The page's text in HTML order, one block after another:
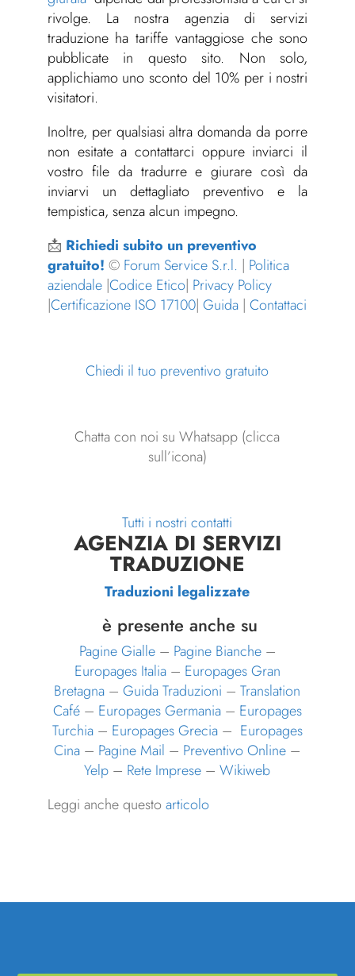
rivolge. La nostra agenzia di servizi
traduzione ha tariffe vantaggiose che sono
pubblicate in questo sito. Non solo,
applichiamo uno sconto del 10% per i nostri
visitatori.
Inoltre, per qualsiasi altra domanda da porre
non esitate a contattarci oppure inviarci il
vostro file da tradurre e giurare così da
inviarvi un dettagliato preventivo e la
tempistica, senza alcun impegno.
📩 Richiedi subito un preventivo
gratuito! © Forum Service S.r.l. | Politica
aziendale|Codice Etico| Privacy Policy
|Certificazione ISO 17100| Guida| Contattaci
Chiedi il tuo preventivo gratuito
Chatta con noi su Whatsapp (clicca
sull’icona)
Tutti i nostri contatti
AGENZIA DI SERVIZI
TRADUZIONE
Traduzioni legalizzate
è presente anche su
Pagine Gialle– Pagine Bianche–
Europages Italia– Europages Gran
Bretagna –Guida Traduzioni –Translation
Café– Europages Germania– Europages
Turchia– Europages Grecia– Europages
Cina – Pagine Mail – Preventivo Online –
Yelp – Rete Imprese –Wikiweb
Leggi anche questoarticolo